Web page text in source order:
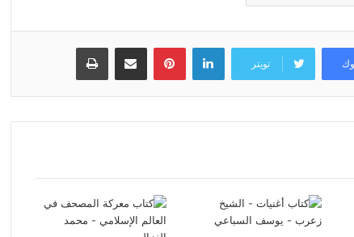
تويتر
لينكدإن بينتيريستمشاركة عبر البريد طباعة